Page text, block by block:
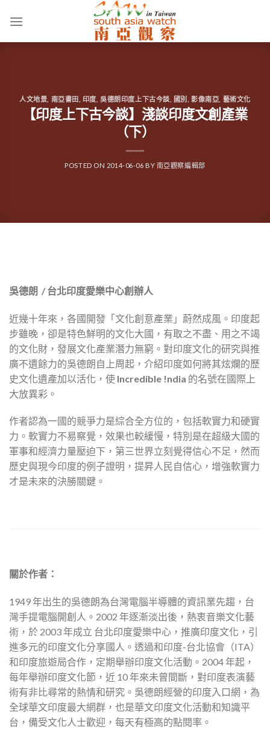
人文地景 南亞書田 印度 ,吳德朗印度上下古今談 國別 ,影像南亞 藝術文化
【印度上下古今談】淺談印度文創產業
（下）
POSTED ON 2014-06-06 BY 南亞觀察編輯部
吳德朗 / 台北印度愛樂中心創辦人
近幾十年來，各國開發「文化創意產業」蔚然成風。印度起
步雖晚，卻是特色鮮明的文化大國，有取之不盡、用之不竭
的文化財，發展文化產業潛力無窮。對印度文化的研究與推
廣不遺餘力的吳德朗自上周起，介紹印度如何將其炫爛的歷
史文化遺產加以活化，使 Incredible !ndia 的名號在國際上
大放異彩。
作者認為一國的競爭力是綜合全方位的，包括軟實力和硬實
力。軟實力不易察覺，效果也較緩慢，特別是在超級大國的
軍事和經濟力量壓迫下，第三世界立刻覺得信心不足，然而
歷史與現今印度的例子證明，提昇人民自信心，增強軟實力
才是未來的決勝關鍵。
關於作者：
1949 年出生的吳德朗為台灣電腦半導體的資訊業先趨，台
灣手提電腦開創人。2002 年逐漸淡出後，熱衷音樂文化藝
術，於 2003 年成立 台北印度愛樂中心，推廣印度文化，引
進多元的印度文化分享國人。透過和印度-台北協會（ITA）
和印度旅遊局合作，定期舉辦印度文化活動。2004 年起，
每年舉辦印度文化節，近 10 年來未曾間斷，對印度表演藝
術有非比尋常的熱情和研究。吳德朗經營的印度入口網，為
全球華文印度最大網群，也是華文印度文化活動和知識平
台，備受文化人士歡迎，每天有極高的點閱率。